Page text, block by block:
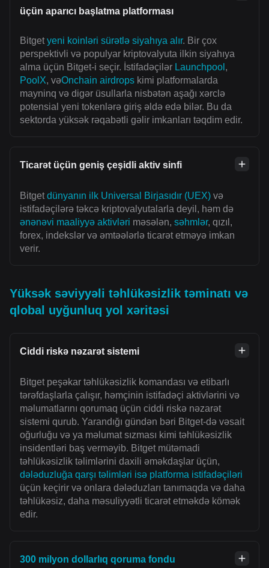
üçün aparıcı başlatma platforması
Bitget yeni koinləri sürətlə siyahıya alır. Bir çox
perspektivli və populyar kriptovalyuta ilkin siyahıya
alma üçün Bitget-i seçir. İstifadəçilər Launchpool ,
PoolX, vəOnchain airdrops kimi platformalarda
mayninq və digər üsullarla nisbətən aşağı xərclə
potensial yeni tokenlərə giriş əldə edə bilər. Bu da
sektorda yüksək rəqabətli gəlir imkanları təqdim edir.
Ticarət üçün geniş çeşidli aktiv sinfi
Bitget dünyanın ilk Universal Birjasıdır (UEX) və
istifadəçilərə təkcə kriptovalyutalarla deyil, həm də
ənənəvi maaliyyə aktivləri məsələn, səhmlər, qızıl,
forex, indekslər və əmtəələrlə ticarət etməyə imkan
verir.
Yüksək səviyyəli təhlükəsizlik təminatı və
qlobal uyğunluq yol xəritəsi
Ciddi riskə nəzarət sistemi
Bitget peşəkar təhlükəsizlik komandası və etibarlı
tərəfdaşlarla çalışır, həmçinin istifadəçi aktivlərini və
məlumatlarını qorumaq üçün ciddi riskə nəzarət
sistemi qurub. Yarandığı gündən bəri Bitget-də vəsait
oğurluğu və ya məlumat sızması kimi təhlükəsizlik
insidentləri baş verməyib. Bitget mütəmadi
təhlükəsizlik təlimlərini daxili əməkdaşlar üçün,
dələduzluğa qarşı təlimləri isə platforma istifadəçiləri
üçün keçirir və onlara dələduzları tanımaqda və daha
təhlükəsiz, daha məsuliyyətli ticarət etməkdə kömək
edir.
300 milyon dollarlıq qoruma fondu